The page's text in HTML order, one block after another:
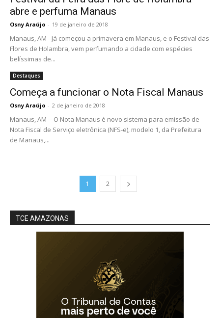
abre e perfuma Manaus
Osny Araújo - 19 de janeiro de 2018
Manaus, AM - Já começou a primavera em Manaus, e o Festival das
Flores de Holambra, vem perfumando a cidade com espécies
belíssimas de...
Destaques
Começa a funcionar o Nota Fiscal Manaus
Osny Araújo - 2 de janeiro de 2018
Manaus, AM -- O Nota Manaus é novo sistema para emissão de
Nota Fiscal de Serviço eletrônica (NFS-e), modelo 1, da Prefeitura
de Manaus,...
1 2
TCE AMAZONAS